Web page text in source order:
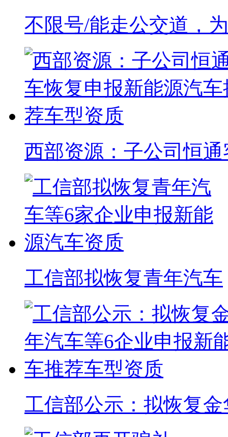
不限号/能走公交道，为
西部资源：子公司恒通
工信部拟恢复青年汽车
工信部公示：拟恢复金